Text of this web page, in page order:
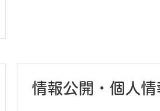
情報公開・個人情